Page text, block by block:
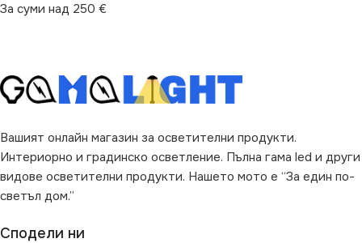
За суми над 250 €
Вашият онлайн магазин за осветителни продукти.
Интериорно и градинско осветление. Пълна гама led и други
видове осветителни продукти. Нашето мото е “За един по-
светъл дом.”
Сподели ни